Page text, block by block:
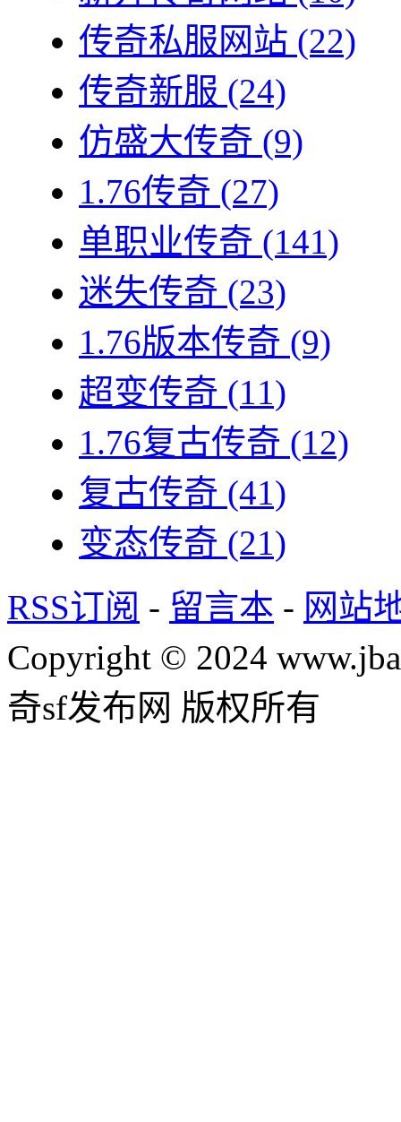
传奇私服网站 (22)
传奇新服 (24)
仿盛大传奇 (9)
1.76传奇 (27)
单职业传奇 (141)
迷失传奇 (23)
1.76版本传奇 (9)
超变传奇 (11)
1.76复古传奇 (12)
复古传奇 (41)
变态传奇 (21)
RSS订阅 - 留言本 - 网站
Copyright © 2024
奇sf发布网 版权所有